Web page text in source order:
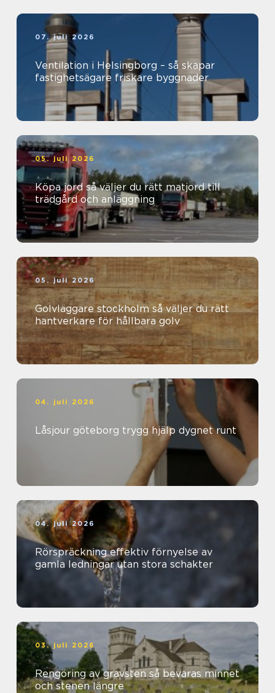
07. juli 2026
Ventilation i Helsingborg – så skapar
fastighetsägare friskare byggnader
05. juli 2026
Köpa jord så väljer du rätt matjord till
trädgård och anläggning
05. juli 2026
Golvläggare stockholm så väljer du rätt
hantverkare för hållbara golv
04. juli 2026
Låsjour göteborg trygg hjälp dygnet runt
04. juli 2026
Rörspräckning effektiv förnyelse av
gamla ledningar utan stora schakter
03. juli 2026
Rengöring av gravsten så bevaras minnet
och stenen längre